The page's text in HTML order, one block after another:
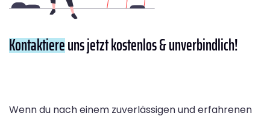
Kontaktiereuns jetzt kostenlos & unverbindlich!
Wenn du nach einem zuverlässigen und erfahrenen